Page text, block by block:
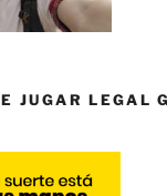
JUGAR LEGAL